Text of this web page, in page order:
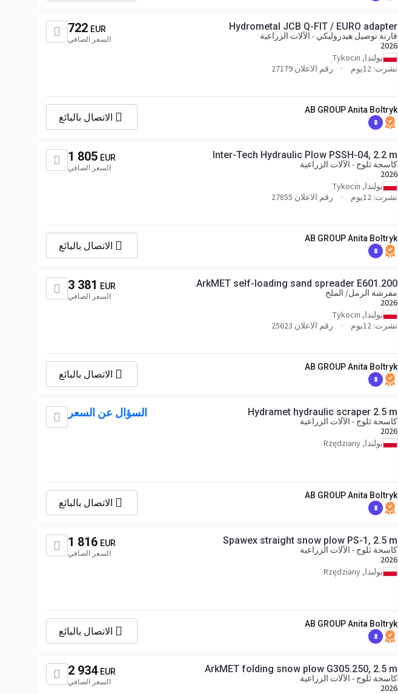
Hydrometal JCB Q-FIT / EURO adapter
قارنة توصيل هيدروليكي - الآلات الزراعية
2026
بولندا, Tykocin
نشرت: 12يوم
رقم الاعلان 27179
722 EUR
السعر الصافي
AB GROUP Anita Boltryk
8 الاتصال بالبائع
Inter-Tech Hydraulic Plow PSSH-04, 2.2 m
كاسحة ثلوج - الآلات الزراعية
2026
بولندا, Tykocin
نشرت: 12يوم
رقم الاعلان 27855
1 805 EUR
السعر الصافي
AB GROUP Anita Boltryk
8 الاتصال بالبائع
ArkMET self-loading sand spreader E601.200
مفرشة الرمل/ الملح
2026
بولندا, Tykocin
نشرت: 12يوم
رقم الاعلان 25623
3 381 EUR
السعر الصافي
AB GROUP Anita Boltryk
8 الاتصال بالبائع
Hydramet hydraulic scraper 2.5 m
كاسحة ثلوج - الآلات الزراعية
2026
بولندا, Rzędziany
السؤال عن السعر
AB GROUP Anita Boltryk
8 الاتصال بالبائع
Spawex straight snow plow PS-1, 2.5 m
كاسحة ثلوج - الآلات الزراعية
2026
بولندا, Rzędziany
1 816 EUR
السعر الصافي
AB GROUP Anita Boltryk
8 الاتصال بالبائع
ArkMET folding snow plow G305.250, 2.5 m
كاسحة ثلوج - الآلات الزراعية
2026
2 934 EUR
السعر الصافي